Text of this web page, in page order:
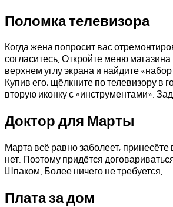
Поломка телевизора
Когда жена попросит вас
согласитесь. Откройте меню
верхнем углу экрана и найдите «набор
Купив его, щёлкните по телевизору в
вторую иконку с «инструментами».
Доктор для Марты
Марта всё равно заболеет, принесёте
нет. Поэтому придётся
Шпаком. Более ничего не требуется.
Плата за дом